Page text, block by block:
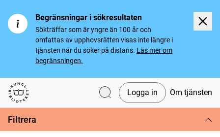
Begränsningar i sökresultaten
Sökträffar som är yngre än 100 år och
omfattas av upphovsrätten visas inte längre i
tjänsten när du söker på distans. Läs mer om
begränsningen.
Svenska tidningar
Logga in Om tjänsten
Filtrera